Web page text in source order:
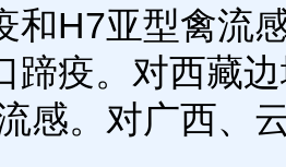
和H7亚型禽流
蹄疫。对西藏
感。对广西、